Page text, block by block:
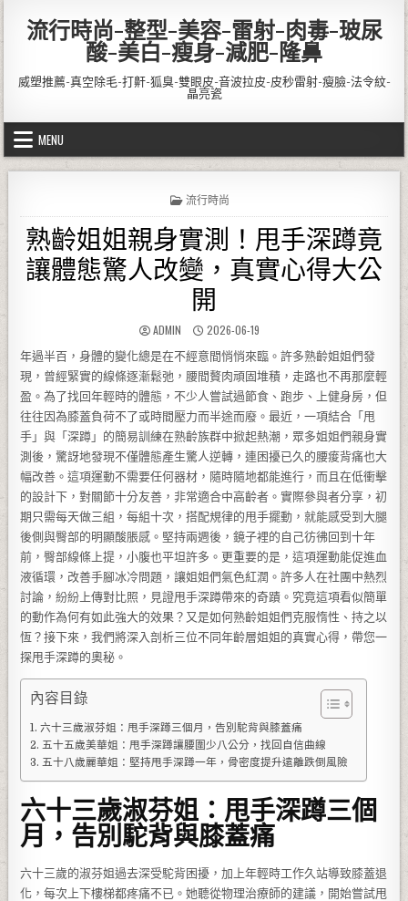
流行時尚-整型-美容-雷射-肉毒-玻尿
酸-美白-瘦身-減肥-隆鼻
威塑推薦-真空除毛-打鼾-狐臭-雙眼皮-音波拉皮-皮秒雷射-瘦臉-法令紋-
晶亮瓷
MENU
POSTED IN
流行時尚
熟齡姐姐親身實測！甩手深蹲竟
讓體態驚人改變，真實心得大公
開
AUTHOR:
ADMIN PUBLISHED DATE:
2026-06-19
年過半百，身體的變化總是在不經意間悄悄來臨。許多熟齡姐姐們發
現，曾經緊實的線條逐漸鬆弛，腰間贅肉頑固堆積，走路也不再那麼輕
盈。為了找回年輕時的體態，不少人嘗試過節食、跑步、上健身房，但
往往因為膝蓋負荷不了或時間壓力而半途而廢。最近，一項結合「甩
手」與「深蹲」的簡易訓練在熟齡族群中掀起熱潮，眾多姐姐們親身實
測後，驚訝地發現不僅體態產生驚人逆轉，連困擾已久的腰痠背痛也大
幅改善。這項運動不需要任何器材，隨時隨地都能進行，而且在低衝擊
的設計下，對關節十分友善，非常適合中高齡者。實際參與者分享，初
期只需每天做三組，每組十次，搭配規律的甩手擺動，就能感受到大腿
後側與臀部的明顯酸脹感。堅持兩週後，鏡子裡的自己彷彿回到十年
前，臀部線條上提，小腹也平坦許多。更重要的是，這項運動能促進血
液循環，改善手腳冰冷問題，讓姐姐們氣色紅潤。許多人在社團中熱烈
討論，紛紛上傳對比照，見證甩手深蹲帶來的奇蹟。究竟這項看似簡單
的動作為何有如此強大的效果？又是如何熟齡姐姐們克服惰性、持之以
恆？接下來，我們將深入剖析三位不同年齡層姐姐的真實心得，帶您一
探甩手深蹲的奧秘。
內容目錄
六十三歲淑芬姐：甩手深蹲三個月，告別駝背與膝蓋痛
五十五歲美華姐：甩手深蹲讓腰圍少八公分，找回自信曲線
五十八歲麗華姐：堅持甩手深蹲一年，骨密度提升遠離跌倒風險
六十三歲淑芬姐：甩手深蹲三個
月，告別駝背與膝蓋痛
六十三歲的淑芬姐過去深受駝背困擾，加上年輕時工作久站導致膝蓋退
化，每次上下樓梯都疼痛不已。她聽從物理治療師的建議，開始嘗試甩